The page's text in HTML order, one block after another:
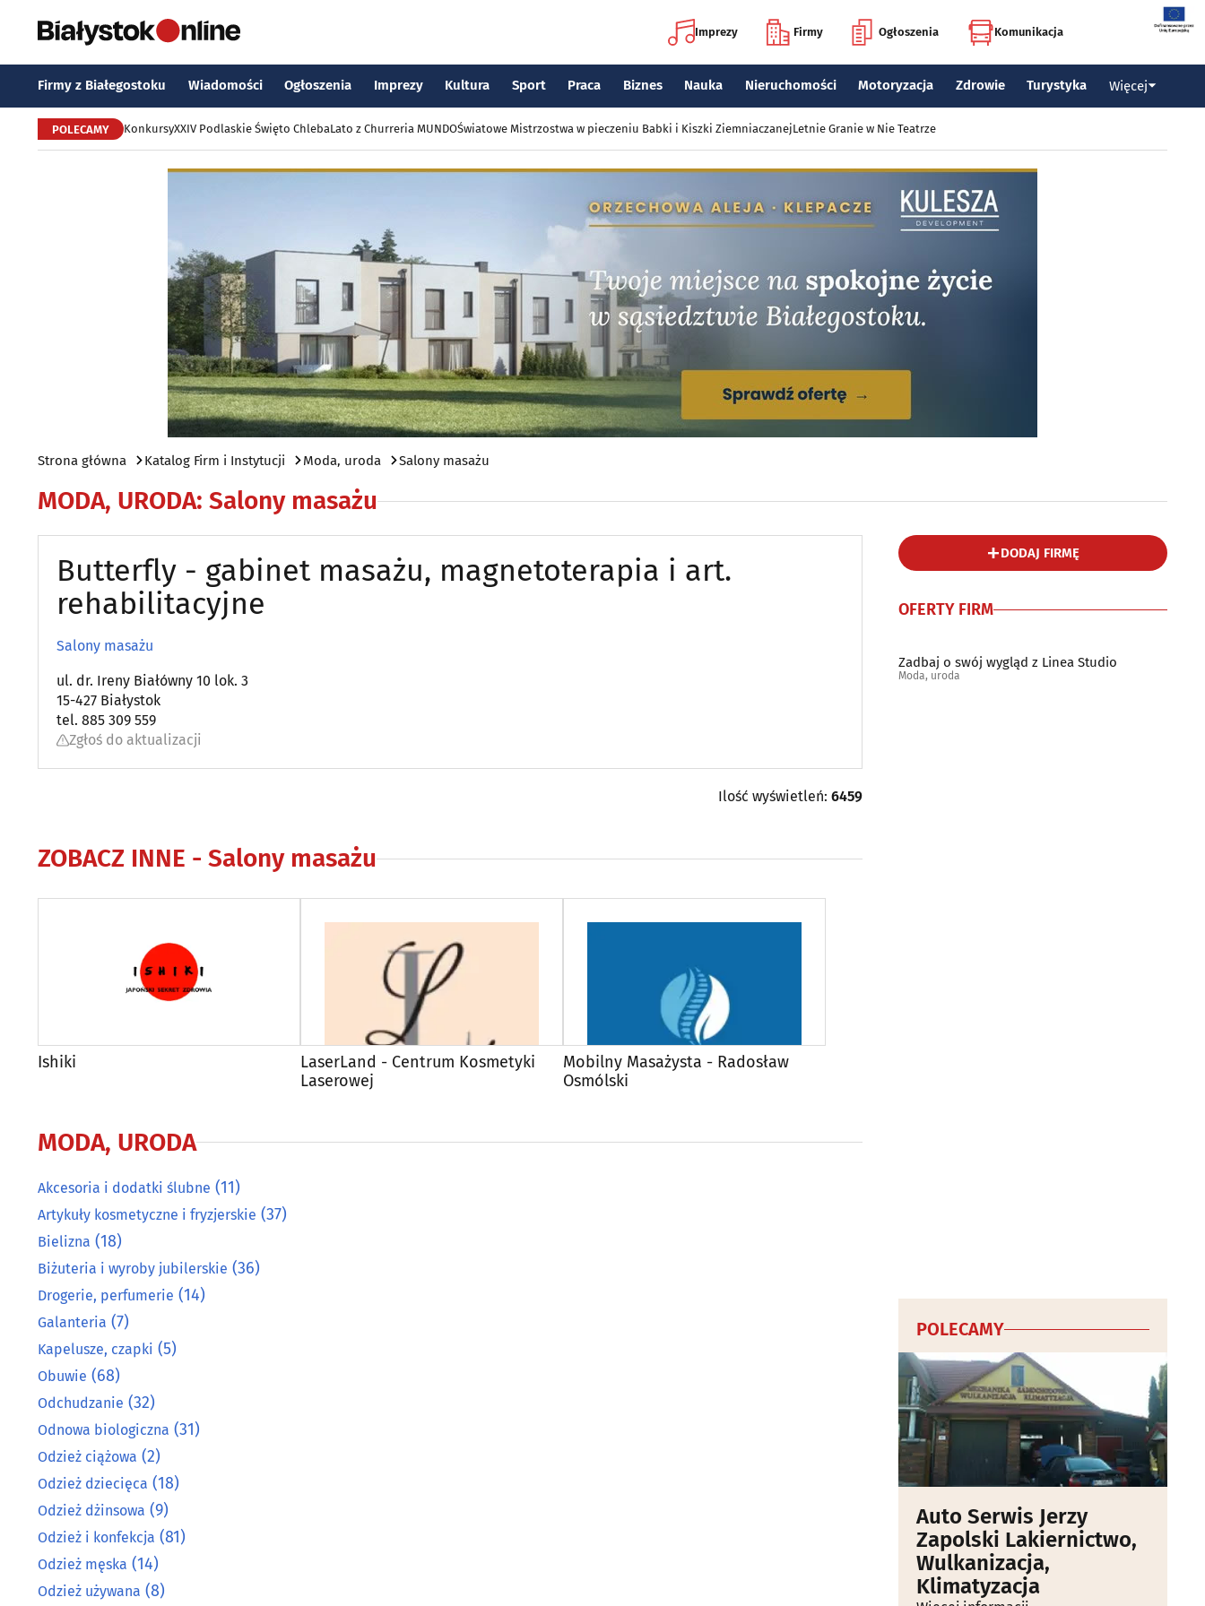
Imprezy Firmy Ogłoszenia Komunikacja
Firmy z Białegostoku Wiadomości Ogłoszenia Imprezy Kultura Sport Praca Biznes Nauka Nieruchomości Motoryzacja Zdrowie Turystyka Więcej
POLECAMY KonkursyXXIV Podlaskie Święto ChlebaLato z Churreria MUNDOŚwiatowe Mistrzostwa w pieczeniu Babki i Kiszki ZiemniaczanejLetnie Granie w Nie Teatrze
Strona główna Katalog Firm i Instytucji Moda, uroda Salony masażu
MODA, URODA: Salony masażu
Butterfly - gabinet masażu, magnetoterapia i art.
rehabilitacyjne
Salony masażu
ul. dr. Ireny Białówny 10 lok. 3
15-427 Białystok
tel. 885 309 559
Zgłoś do aktualizacji
Ilość wyświetleń: 6459
ZOBACZ INNE - Salony masażu
Ishiki
LaserLand - Centrum Kosmetyki
Laserowej
Mobilny Masażysta - Radosław
Osmólski
MODA, URODA
Akcesoria i dodatki ślubne (11)
Artykuły kosmetyczne i fryzjerskie (37)
Bielizna (18)
Biżuteria i wyroby jubilerskie (36)
Drogerie, perfumerie (14)
Galanteria (7)
Kapelusze, czapki (5)
Obuwie (68)
Odchudzanie (32)
Odnowa biologiczna (31)
Odzież ciążowa (2)
Odzież dziecięca (18)
Odzież dżinsowa (9)
Odzież i konfekcja (81)
Odzież męska (14)
Odzież używana (8)
DODAJ FIRMĘ
OFERTY FIRM
Zadbaj o swój wygląd z Linea Studio
Moda, uroda
POLECAMY
Auto Serwis Jerzy
Zapolski Lakiernictwo,
Wulkanizacja,
Klimatyzacja